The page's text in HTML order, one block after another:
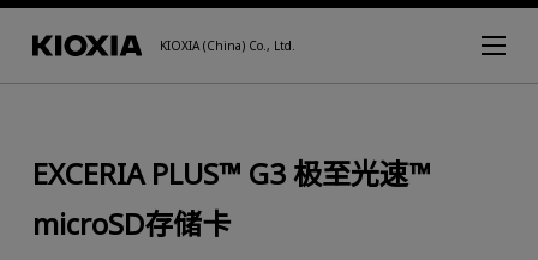
KIOXIA (China) Co., Ltd.
EXCERIA PLUS™ G3 极至光速™
microSD存储卡